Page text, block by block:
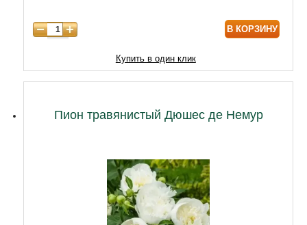
В КОРЗИНУ
Купить в один клик
Пион травянистый Дюшес де Немур